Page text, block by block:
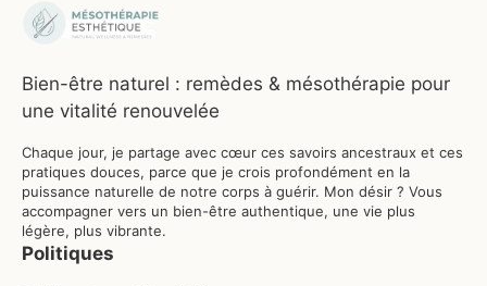
Bien-être naturel : remèdes & mésothérapie pour
une vitalité renouvelée
Chaque jour, je partage avec cœur ces savoirs ancestraux et ces
pratiques douces, parce que je crois profondément en la
puissance naturelle de notre corps à guérir. Mon désir ? Vous
accompagner vers un bien-être authentique, une vie plus
légère, plus vibrante.
Politiques